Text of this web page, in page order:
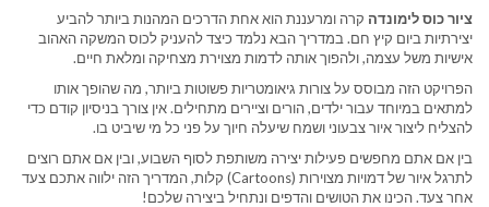
ציור כוס לימונדה קרה ומרעננת הוא אחת הדרכים המהנות ביותר להביע
יצירתיות ביום קיץ חם. במדריך הבא נלמד כיצד להעניק לכוס המשקה האהוב
אישיות משל עצמה, ולהפוך אותה לדמות מצוירת מצחיקה ומלאת חיים.
הפרויקט הזה מבוסס על צורות גיאומטריות פשוטות ביותר, מה שהופך אותו
למתאים במיוחד עבור ילדים, הורים וציירים מתחילים. אין צורך בניסיון קודם כדי
להצליח ליצור איור צבעוני ושמח שיעלה חיוך על פני כל מי שיביט בו.
בין אם אתם מחפשים פעילות יצירה משותפת לסוף השבוע, ובין אם אתם רוצים
לתרגל איור של דמויות מצוירות (Cartoons) קלות, המדריך הזה ילווה אתכם צעד
אחר צעד. הכינו את הטושים והדפים ונתחיל ביצירה שלכם!